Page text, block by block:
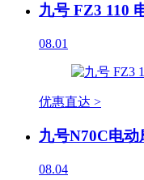
九号 FZ3 110
08.01
优惠直达 >
九号N70C电
08.04